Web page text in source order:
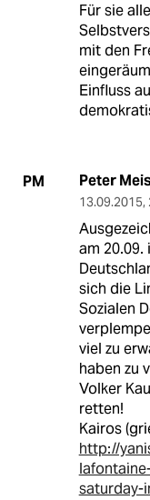
Für sie
mit den
Einfluss
PM Peter
13.09.2015,
am 20.09.
sich die
Sozialen
viel zu
haben zu
Volker
retten!
Kairos
http://
saturday-